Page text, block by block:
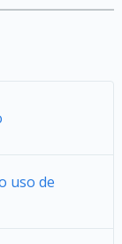
uso de